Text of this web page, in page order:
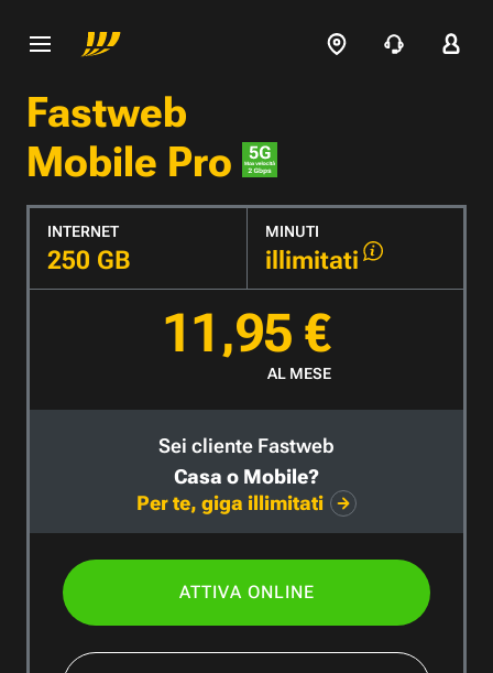
Fastweb
Mobile Pro
INTERNET
250 GB
MINUTI
illimitati
11,95 €
AL MESE
Sei cliente Fastweb
Casa o Mobile?
Per te, giga illimitati
ATTIVA ONLINE